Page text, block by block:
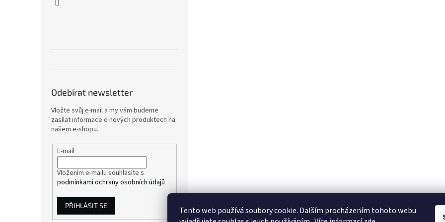
Tento web používá soubory cookie. Dalším procházením tohoto webu
Odebírat newsletter
Vložte svůj e-mail a my vám budeme
zasílat informace o nových produktech na
našem e-shopu.
E-mail
Vložením e-mailu souhlasíte s
podmínkami ochrany osobních údajů
PŘIHLÁSIT SE